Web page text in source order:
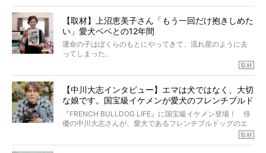
ところが、フレンチブルドッグの桃太郎は9歳で脳腫瘍を発
症し、なんと4年7ヶ月間も生き抜いたのです。旅立ったと
きの年齢は13歳と11ヶ月、レジェンド級のレジェンドでし
た。さらには、治療後3年間は一度も発作が起きなかったと
いいます。
この事実はフレンチブルドッグだけでなく、脳腫瘍と闘う
太郎のオーナーである佐藤さんご夫婦に、治療の選択やケ
アについて詳しくお話しをうかがいました。
【取材】上沼恵美子さん「もう一回だけ抱きしめた
い」愛犬ベベとの12年間
運命の子はぼくらのもとにやってきて、流れ星のように去
ってしまった。
り添いたいと思う。
その悲しみをいますぐ解消することはできないが、話をき
いて、泣いたり笑ったりするのもいいだろう。
こんな子だった、こんなにいい子だった、ほんとうに愛し
ていたと。
ぼくらは上沼恵美子さんのご自宅へ伺って、お話をきこう
と思った。
取材
【中川大志インタビュー】エマは犬ではなく、大切
な娘です。国宝級イケメンが愛犬のフレンチブルド
ッグと一緒に登場
『FRENCH BULLDOG LIFE』に国宝級イケメン登場！ 俳
優の中川大志さんが、愛犬であるフレンチブルドッグのエ
マちゃん（2歳の女の子）にメロメロとの情報を聞きつけ、
取材